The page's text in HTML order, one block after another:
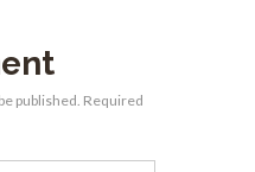
published. Required